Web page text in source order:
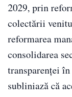
2029, prin
colectării
reformarea
consolidarea
transparenței
subliniază că